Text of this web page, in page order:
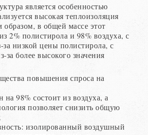
является особенностью
высокая теплоизоляция
образом, в общей массе этот
2% полистирола и 98% воздуха, с
низкой цены полистирола, с
за более высокого значения
повышения спроса на
на 98% состоит из воздуха, а
позволяет снизить общую
изолированный воздушный